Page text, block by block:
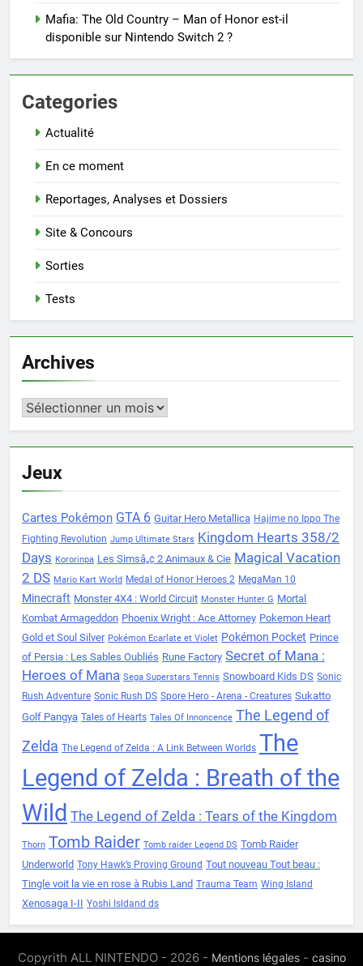
Mafia: The Old Country – Man of Honor est-il
disponible sur Nintendo Switch 2 ?
Categories
Actualité
En ce moment
Reportages, Analyses et Dossiers
Site & Concours
Sorties
Tests
Archives
Archives
Jeux
Cartes Pokémon GTA 6 Guitar Hero Metallica Hajime no Ippo The
Fighting Revolution Jump Ultimate Stars Kingdom Hearts 358/2
Days Kororinpa Les Simsâ„¢ 2 Animaux & Cie Magical Vacation
2 DS Mario Kart World Medal of Honor Heroes 2 MegaMan 10
Minecraft Monster 4X4 : World Circuit Monster Hunter G Mortal
Kombat Armageddon Phoenix Wright : Ace Attorney Pokemon Heart
Gold et Soul Silver Pokémon Ecarlate et Violet Pokémon Pocket Prince
of Persia : Les Sables Oubliés Rune Factory Secret of Mana :
Heroes of Mana Sega Superstars Tennis Snowboard Kids DS Sonic
Rush Adventure Sonic Rush DS Spore Hero - Arena - Creatures Sukatto
Golf Pangya Tales of Hearts Tales Of Innoncence The Legend of
Zelda The Legend of Zelda : A Link Between Worlds The
Legend of Zelda : Breath of the
Wild The Legend of Zelda : Tears of the Kingdom
Thorn Tomb Raider Tomb raider Legend DS Tomb Raider
Underworld Tony Hawk’s Proving Ground Tout nouveau Tout beau :
Tingle voit la vie en rose à Rubis Land Trauma Team Wing Island
Xenosaga I-II Yoshi Isldand ds
Copyrith ALL NINTENDO - 2026 - Mentions légales- casino